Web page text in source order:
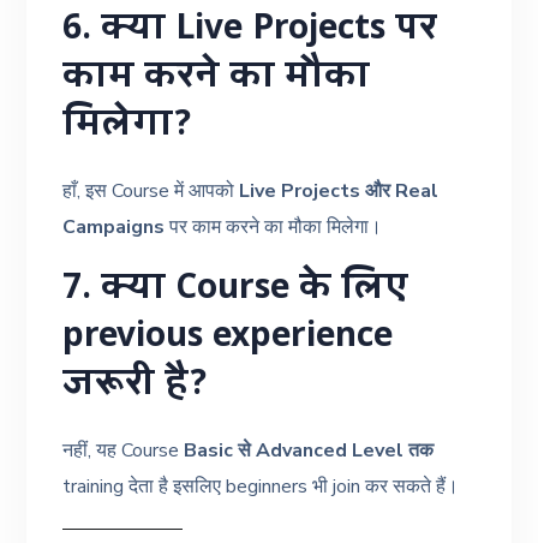
6. क्या Live Projects पर
काम करने का मौका
मिलेगा?
हाँ, इस Course में आपको Live Projects और Real
Campaignsपर काम करने का मौका मिलेगा।
7. क्या Course के लिए
previous experience
जरूरी है?
नहीं, यह Course Basic से Advanced Level तक
training देता है इसलिए beginners भी join कर सकते हैं।